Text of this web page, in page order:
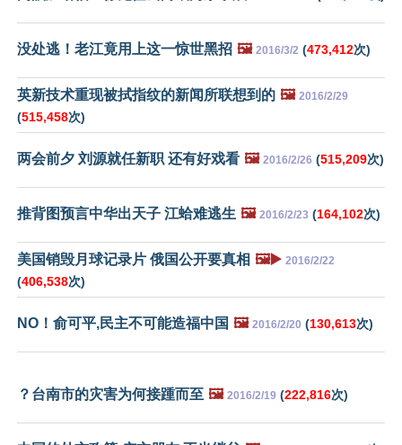
没处逃！老江竟用上这一惊世黑招 🖼️ 2016/3/2 (473,412次)
英新技术重现被拭指纹的新闻所联想到的 🖼️ 2016/2/29
(515,458次)
两会前夕 刘源就任新职 还有好戏看 🖼️ 2016/2/26 (515,209次)
推背图预言中华出天子 江蛤难逃生 🖼️ 2016/2/23 (164,102次)
美国销毁月球记录片 俄国公开要真相 🖼️▶️ 2016/2/22
(406,538次)
NO！俞可平,民主不可能造福中国 🖼️ 2016/2/20 (130,613次)
？台南市的灾害为何接踵而至 🖼️ 2016/2/19 (222,816次)